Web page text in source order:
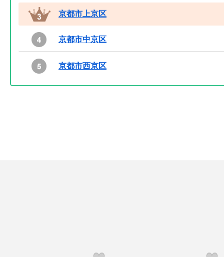
京都市上京区
京都市中京区
京都市西京区